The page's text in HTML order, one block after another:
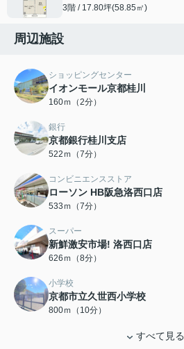
3階 / 17.80坪(58.85㎡)
周辺施設
ショッピングセンター
イオンモール京都桂川
160ｍ（2分）
銀行
京都銀行桂川支店
522ｍ（7分）
コンビニエンスストア
ローソン HB阪急洛西口店
533ｍ（7分）
スーパー
新鮮激安市場! 洛西口店
626ｍ（8分）
小学校
京都市立久世西小学校
800ｍ（10分）
すべて見る